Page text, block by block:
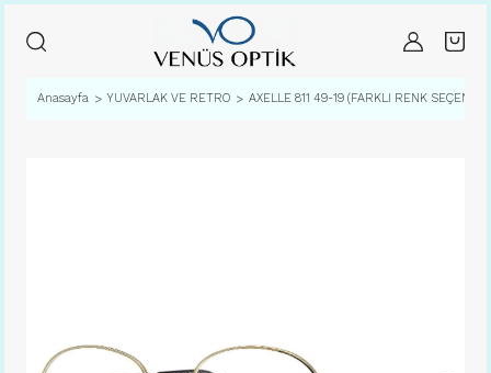
Anasayfa YUVARLAK VE RETRO AXELLE 811 49-19 (FARKLI RENK